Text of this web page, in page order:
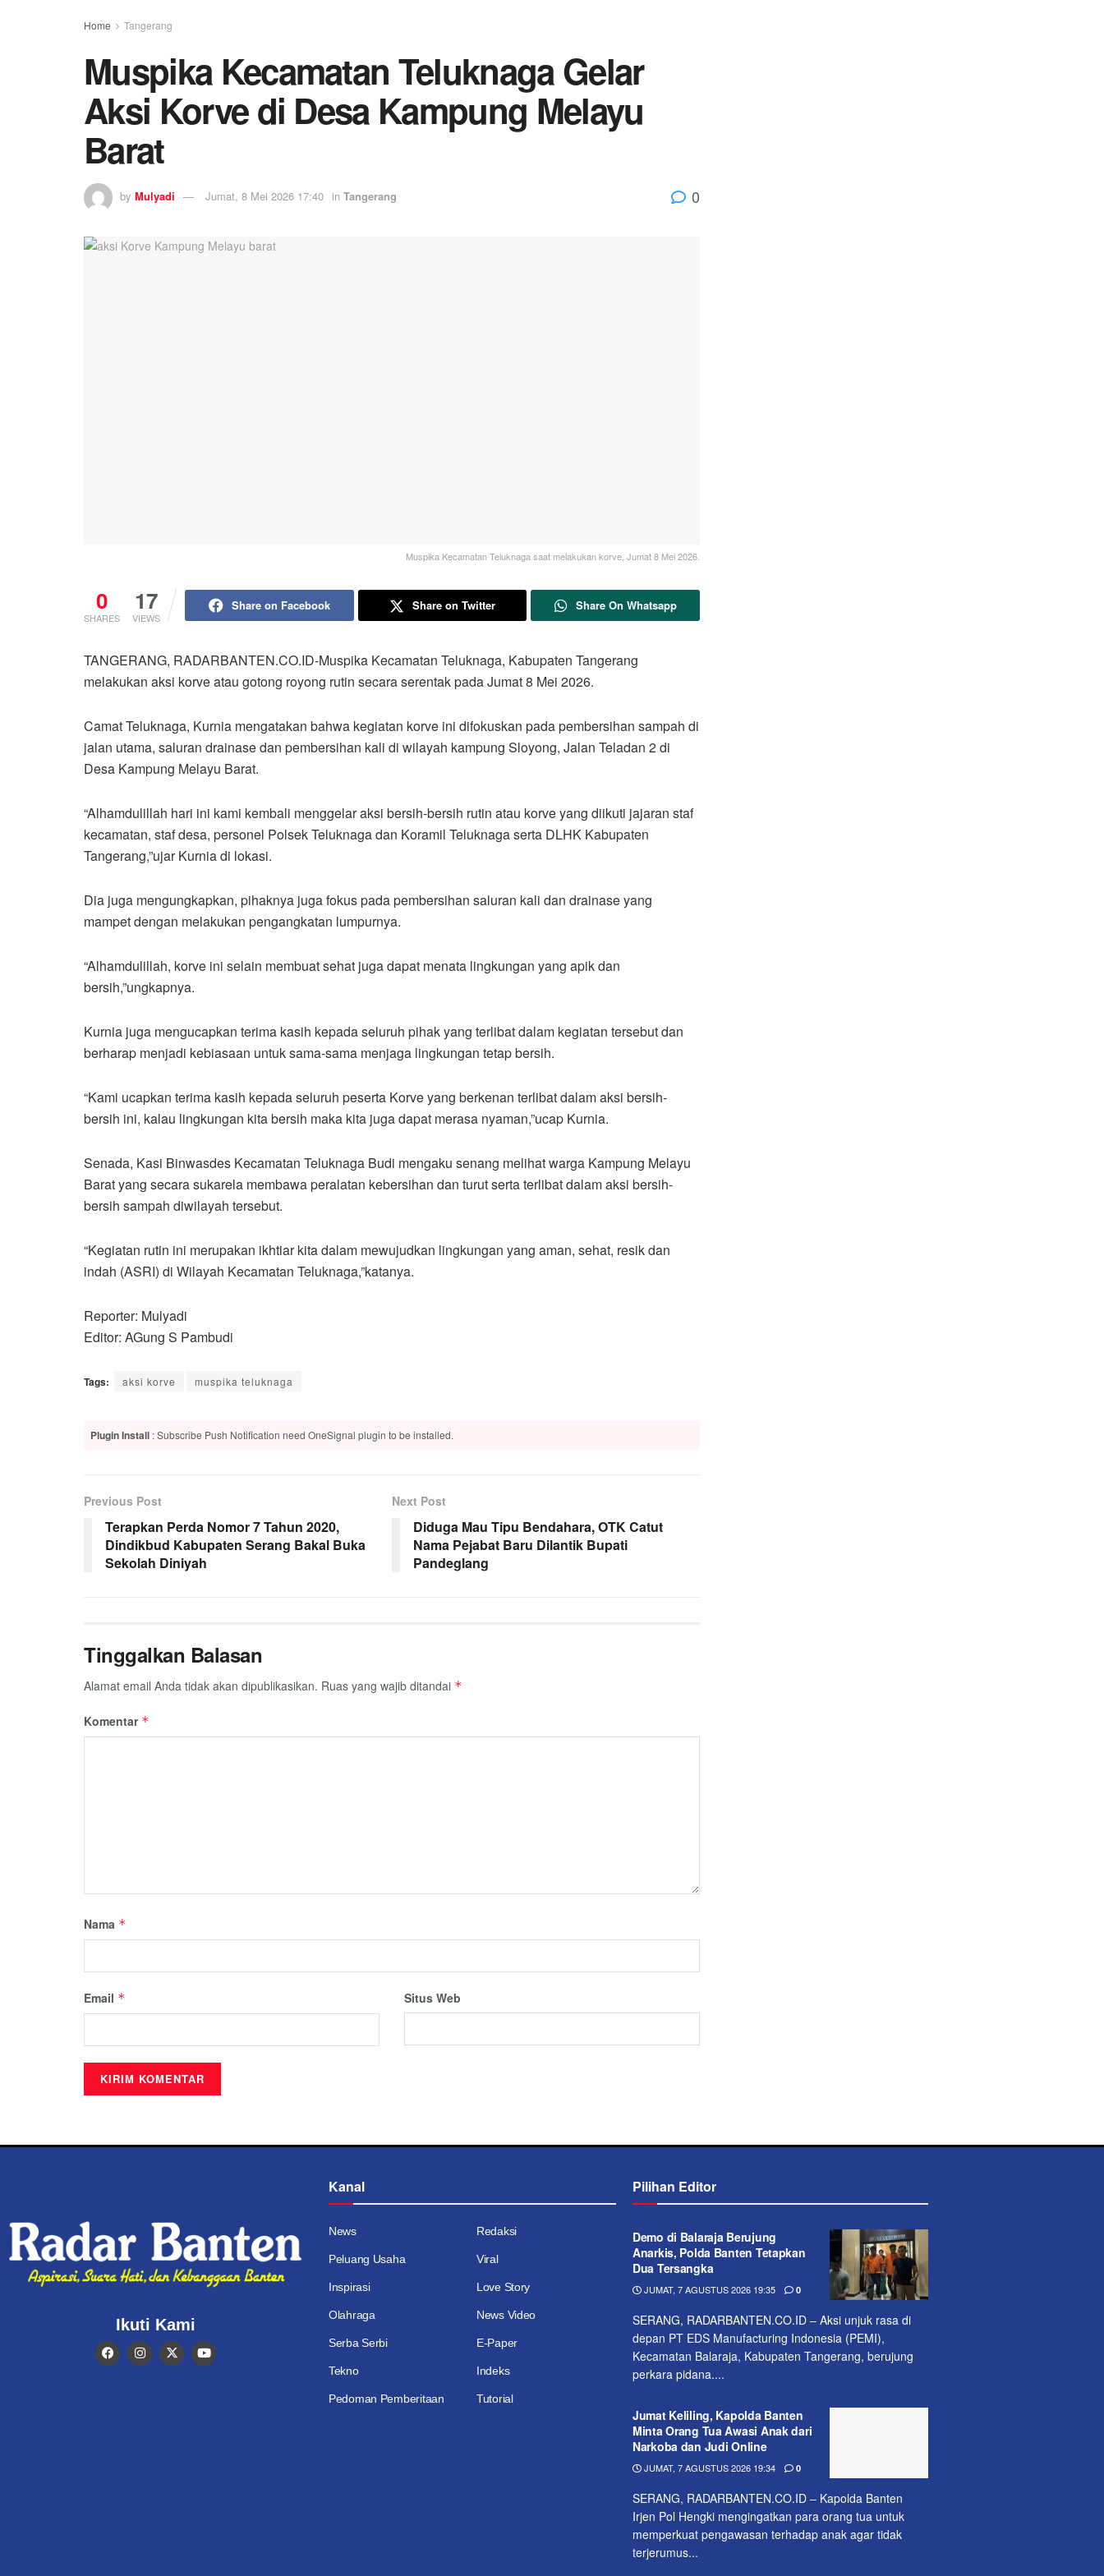
Home Tangerang
Muspika Kecamatan Teluknaga Gelar
Aksi Korve di Desa Kampung Melayu
Barat
by Mulyadi Jumat, 8 Mei 2026 17:40 in Tangerang 0
Muspika Kecamatan Teluknaga saat melakukan korve, Jumat 8 Mei 2026.
0
SHARES
17
VIEWS
Share on Facebook Share on Twitter Share On Whatsapp
TANGERANG, RADARBANTEN.CO.ID-Muspika Kecamatan Teluknaga, Kabupaten Tangerang
melakukan aksi korve atau gotong royong rutin secara serentak pada Jumat 8 Mei 2026.
Camat Teluknaga, Kurnia mengatakan bahwa kegiatan korve ini difokuskan pada pembersihan sampah di
jalan utama, saluran drainase dan pembersihan kali di wilayah kampung Sloyong, Jalan Teladan 2 di
Desa Kampung Melayu Barat.
“Alhamdulillah hari ini kami kembali menggelar aksi bersih-bersih rutin atau korve yang diikuti jajaran staf
kecamatan, staf desa, personel Polsek Teluknaga dan Koramil Teluknaga serta DLHK Kabupaten
Tangerang,”ujar Kurnia di lokasi.
Dia juga mengungkapkan, pihaknya juga fokus pada pembersihan saluran kali dan drainase yang
mampet dengan melakukan pengangkatan lumpurnya.
“Alhamdulillah, korve ini selain membuat sehat juga dapat menata lingkungan yang apik dan
bersih,”ungkapnya.
Kurnia juga mengucapkan terima kasih kepada seluruh pihak yang terlibat dalam kegiatan tersebut dan
berharap menjadi kebiasaan untuk sama-sama menjaga lingkungan tetap bersih.
“Kami ucapkan terima kasih kepada seluruh peserta Korve yang berkenan terlibat dalam aksi bersih-
bersih ini, kalau lingkungan kita bersih maka kita juga dapat merasa nyaman,”ucap Kurnia.
Senada, Kasi Binwasdes Kecamatan Teluknaga Budi mengaku senang melihat warga Kampung Melayu
Barat yang secara sukarela membawa peralatan kebersihan dan turut serta terlibat dalam aksi bersih-
bersih sampah diwilayah tersebut.
“Kegiatan rutin ini merupakan ikhtiar kita dalam mewujudkan lingkungan yang aman, sehat, resik dan
indah (ASRI) di Wilayah Kecamatan Teluknaga,”katanya.
Reporter: Mulyadi
Editor: AGung S Pambudi
Tags: aksi korve muspika teluknaga
Plugin Install : Subscribe Push Notification need OneSignal plugin to be installed.
Previous Post
Terapkan Perda Nomor 7 Tahun 2020,
Dindikbud Kabupaten Serang Bakal Buka
Sekolah Diniyah
Next Post
Diduga Mau Tipu Bendahara, OTK Catut
Nama Pejabat Baru Dilantik Bupati
Pandeglang
Tinggalkan Balasan
Alamat email Anda tidak akan dipublikasikan. Ruas yang wajib ditandai *
Komentar *
Nama *
Email * Situs Web
Ikuti Kami
Kanal
News Redaksi
Peluang Usaha Viral
Inspirasi Love Story
Olahraga News Video
Serba Serbi E-Paper
Tekno
Pedoman Pemberitaan
Indeks
Tutorial
Pilihan Editor
Demo di Balaraja Berujung
Anarkis, Polda Banten Tetapkan
Dua Tersangka
JUMAT, 7 AGUSTUS 2026 19:35 0
SERANG, RADARBANTEN.CO.ID – Aksi unjuk rasa di
depan PT EDS Manufacturing Indonesia (PEMI),
Kecamatan Balaraja, Kabupaten Tangerang, berujung
perkara pidana....
Jumat Keliling, Kapolda Banten
Minta Orang Tua Awasi Anak dari
Narkoba dan Judi Online
JUMAT, 7 AGUSTUS 2026 19:34 0
SERANG, RADARBANTEN.CO.ID – Kapolda Banten
Irjen Pol Hengki mengingatkan para orang tua untuk
memperkuat pengawasan terhadap anak agar tidak
terjerumus...